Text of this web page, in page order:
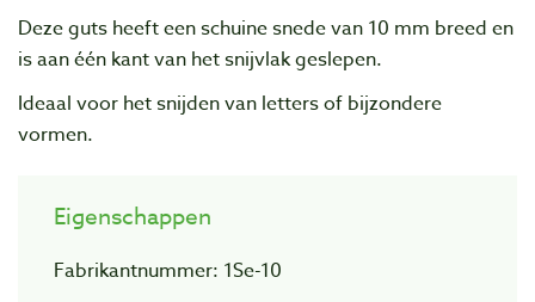
Deze guts heeft een schuine snede van 10 mm breed en
is aan één kant van het snijvlak geslepen.
Ideaal voor het snijden van letters of bijzondere
vormen.
Eigenschappen
Fabrikantnummer: 1Se-10